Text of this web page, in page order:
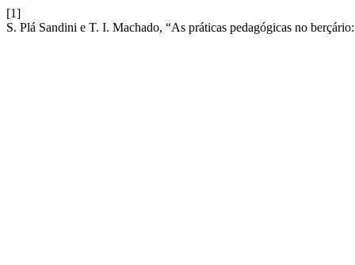
[1]
S. Plá Sandini e T. I. Machado, “As práticas pedagógicas no